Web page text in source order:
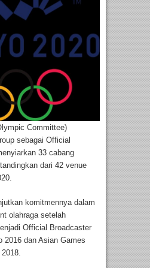
Committee)
sebagai Official
33 cabang
dari 42 venue
komitmennya dalam
olahraga setelah
Official Broadcaster
2016 dan Asian Games